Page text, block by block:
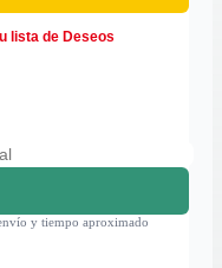
lista de Deseos
y tiempo aproximado